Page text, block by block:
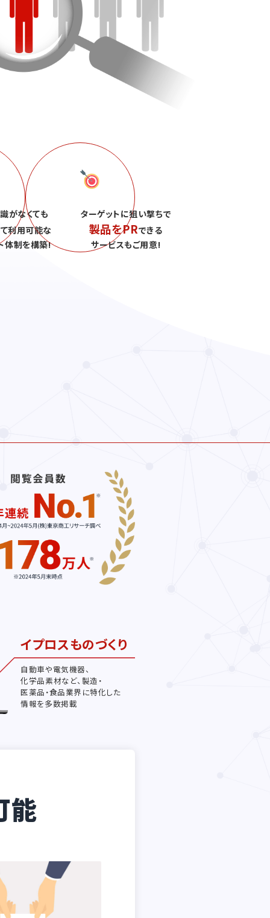
がなくても
利用可能な
体制を構築!
ターゲットに狙い撃ちで
製品をPRできる
サービスもご用意!
イプロスものづくり
自動車や電気機器、
化学品素材など、製造・
医薬品・食品業界に特化した
情報を多数掲載
能